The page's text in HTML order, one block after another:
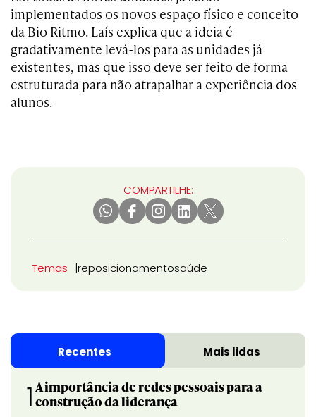
implementados os novos espaço físico e conceito
da Bio Ritmo. Laís explica que a ideia é
gradativamente levá-los para as unidades já
existentes, mas que isso deve ser feito de forma
estruturada para não atrapalhar a experiência dos
alunos.
COMPARTILHE:
Temas reposicionamentosaúde
Recentes Mais lidas
1 A importância de redes pessoais para a
construção da liderança